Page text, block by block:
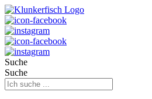
Suche
Suche